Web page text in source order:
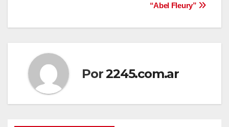
“Abel Fleury”
Por2245.com.ar